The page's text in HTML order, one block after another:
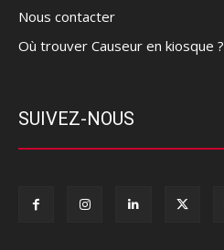
Nous contacter
Où trouver Causeur en kiosque ?
SUIVEZ-NOUS